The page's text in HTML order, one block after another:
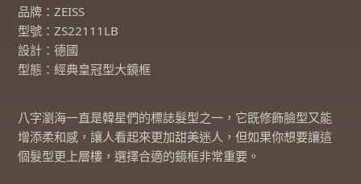
品牌：ZEISS
型號：ZS22111LB
設計：德國
型態：經典皇冠型大鏡框
八字瀏海一直是韓星們的標誌髮型之一，它既修飾臉型又能
增添柔和感，讓人看起來更加甜美迷人，但如果你想要讓這
個髮型更上層樓，選擇合適的鏡框非常重要。